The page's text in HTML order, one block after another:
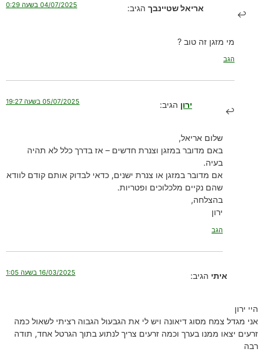
אריאל שטיינבך הגיב: 04/07/2025 בשעה 0:29
מי מזגן זה טוב ?
הגב
ירון הגיב: 05/07/2025 בשעה 19:27
שלום אריאל,
באם מדובר במזגן וצנרת חדשים – אז בדרך כלל לא תהיה
בעיה.
אם מדובר במזגן או צנרת ישנים, כדאי לבדוק אותם קודם לוודא
שהם נקיים מלכלוכים ופטריות.
בהצלחה,
ירון
הגב
איתי הגיב: 16/03/2025 בשעה 1:05
היי ירון
אני מגדל צמח מסוג דיאונה ויש לי את הגבעול הגבוה רציתי לשאול כמה
זרעים יצאו ממנו בערך וכמה זרעים צריך לנתוע בתוך הגרטל אחד, תודה
רבה